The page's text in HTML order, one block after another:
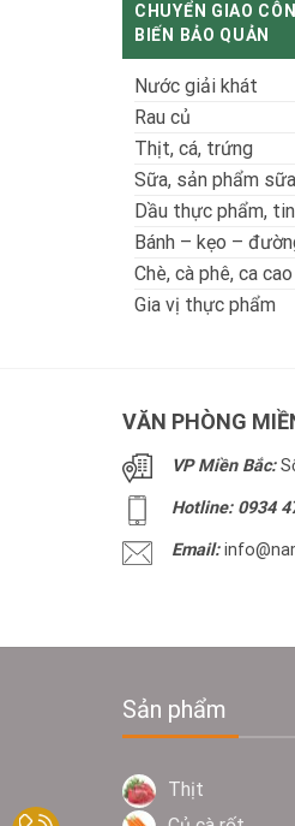
CHUYỂN GIAO
BIẾN BẢO QUẢN
Nước giải khát
Rau củ
Thịt, cá, trứng
Sữa, sản phẩm sữa
Dầu thực phẩm,
Bánh – kẹo –
Chè, cà phê, ca cao
Gia vị thực phẩm
VĂN PHÒNG
VP Miền Bắc:
Hotline: 0934
Email:
Sản phẩm
Thịt